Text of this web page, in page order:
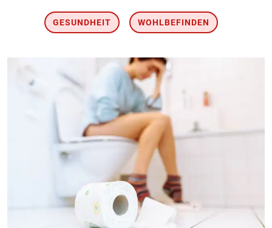
GESUNDHEIT WOHLBEFINDEN